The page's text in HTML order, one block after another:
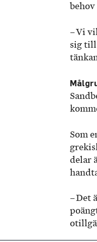
behov
– Vi
sig till
Som
delar
– Det